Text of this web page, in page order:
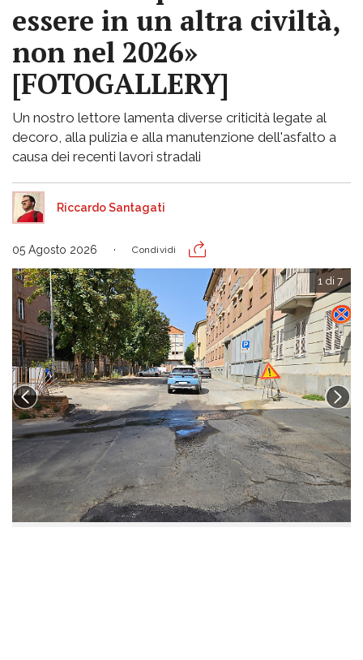
essere in un altra civiltà,
non nel 2026»
[FOTOGALLERY]
Un nostro lettore lamenta diverse criticità legate al
decoro, alla pulizia e alla manutenzione dell'asfalto a
causa dei recenti lavori stradali
Riccardo Santagati
05 Agosto 2026 Condividi
1 di 7